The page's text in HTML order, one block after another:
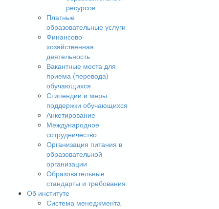
ресурсов
Платные
образовательные услуги
Финансово-
хозяйственная
деятельность
Вакантные места для
приема (перевода)
обучающихся
Стипендии и меры
поддержки обучающихся
Анкетирование
Международное
сотрудничество
Организация питания в
образовательной
организации
Образовательные
стандарты и требования
Об институте
Система менеджмента